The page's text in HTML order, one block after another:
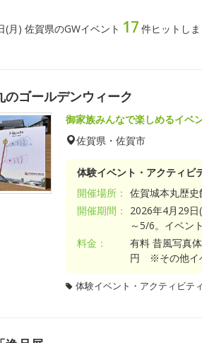
(月) 佐賀県のGWイベント 17 件ヒットしま
のゴールデンウィーク
御家族みんなで楽しめるイベ
佐賀県・佐賀市
体験イベント・アクティビ
開催場所： 佐賀城本丸歴史
開催期間：
2026年4月29
～5/6。イベン
料金：
有料 昔風写真
円 ※その他イ
体験イベント・アクティビティ